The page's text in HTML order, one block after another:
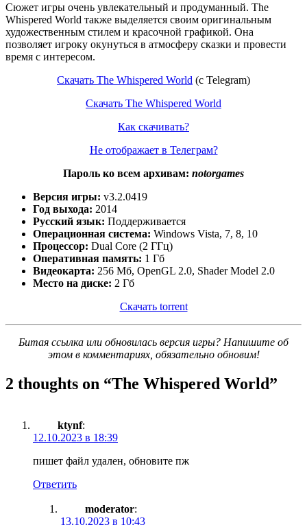
Сюжет игры очень увлекательный и продуманный. The
Whispered World также выделяется своим оригинальным
художественным стилем и красочной графикой. Она
позволяет игроку окунуться в атмосферу сказки и провести
время с интересом.
Скачать The Whispered World (c Telegram)
Скачать The Whispered World
Как скачивать?
Не отображает в Телеграм?
Пароль ко всем архивам: notorgames
Версия игры: v3.2.0419
Год выхода: 2014
Русский язык: Поддерживается
Операционная система: Windows Vista, 7, 8, 10
Процессор: Dual Core (2 ГГц)
Оперативная память: 1 Гб
Видеокарта: 256 Мб, OpenGL 2.0, Shader Model 2.0
Место на диске: 2 Гб
Скачать torrent
Битая ссылка или обновилась версия игры? Напишите об
этом в комментариях, обязательно обновим!
2 thoughts on “The Whispered World”
ktynf:
12.10.2023 в 18:39
пишет файл удален, обновите пж
Ответить
moderator:
13.10.2023 в 10:43